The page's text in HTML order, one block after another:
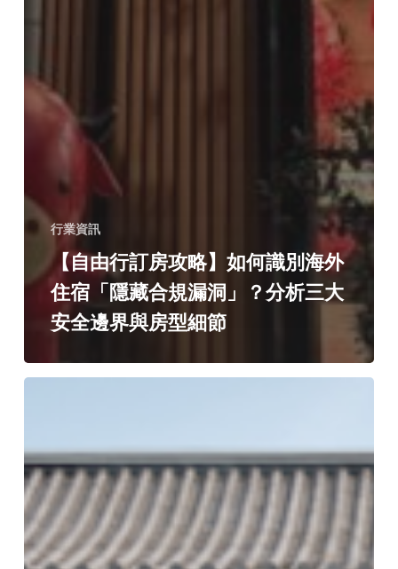
行業資訊
【自由行訂房攻略】如何識別海外
住宿「隱藏合規漏洞」？分析三大
安全邊界與房型細節